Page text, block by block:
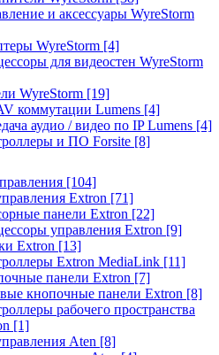
и аксессуары WyreStorm
WyreStorm [4]
для видеостен WyreStorm
WyreStorm [19]
коммутации Lumens [4]
аудио / видео по IP Lumens [4]
и ПО Forsite [8]
[104]
Extron [71]
панели Extron [22]
управления Extron [9]
Extron [13]
Extron MediaLink [11]
панели Extron [7]
кнопочные панели Extron [8]
рабочего пространства
[1]
Aten [8]